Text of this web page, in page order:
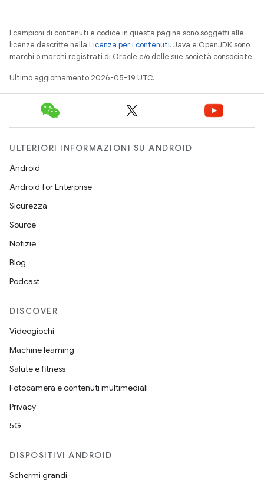
I campioni di contenuti e codice in questa pagina sono soggetti alle
licenze descritte nella Licenza per i contenuti. Java e OpenJDK sono
marchi o marchi registrati di Oracle e/o delle sue società consociate.
Ultimo aggiornamento 2026-05-19 UTC.
ULTERIORI INFORMAZIONI SU ANDROID
Android
Android for Enterprise
Sicurezza
Source
Notizie
Blog
Podcast
DISCOVER
Videogiochi
Machine learning
Salute e fitness
Fotocamera e contenuti multimediali
Privacy
5G
DISPOSITIVI ANDROID
Schermi grandi